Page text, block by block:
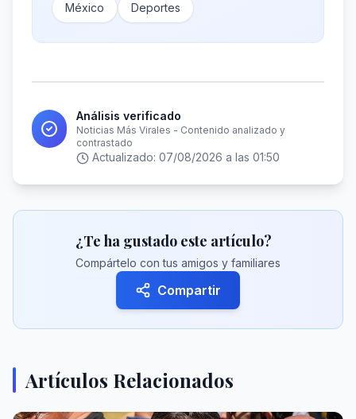
México Deportes
Análisis verificado
Noticias Más Virales - Contenido analizado y
contrastado
Actualizado: 07/08/2026 a las 01:50
¿Te ha gustado este artículo?
Compártelo con tus amigos y familiares
Compartir
Artículos Relacionados